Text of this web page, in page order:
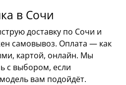
в Сочи
доставку по Сочи и
самовывоз. Оплата — как
картой, онлайн. Мы
с выбором, если
вам подойдёт.